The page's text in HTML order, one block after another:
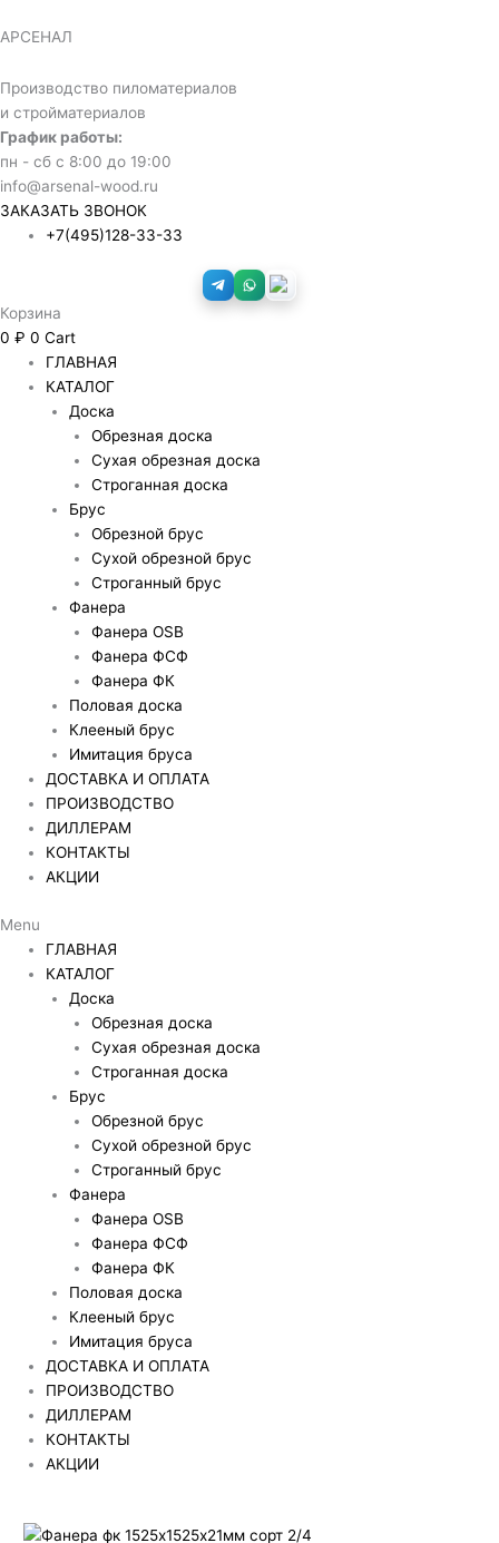
кАРСЕНАЛ
Производство пиломатериалов
и стройматериалов
График работы:
пн - сб с 8:00 до 19:00
info@arsenal-wood.ru
ЗАКАЗАТЬ ЗВОНОК
+7(495)128-33-33
Корзина
0 ₽ 0 Cart
ГЛАВНАЯ
КАТАЛОГ
Доска
Обрезная доска
Сухая обрезная доска
Строганная доска
Брус
Обрезной брус
Сухой обрезной брус
Строганный брус
Фанера
Фанера OSB
Фанера ФСФ
Фанера ФК
Половая доска
Клееный брус
Имитация бруса
ДОСТАВКА И ОПЛАТА
ПРОИЗВОДСТВО
ДИЛЛЕРАМ
КОНТАКТЫ
АКЦИИ
Menu
ГЛАВНАЯ
КАТАЛОГ
Доска
Обрезная доска
Сухая обрезная доска
Строганная доска
Брус
Обрезной брус
Сухой обрезной брус
Строганный брус
Фанера
Фанера OSB
Фанера ФСФ
Фанера ФК
Половая доска
Клееный брус
Имитация бруса
ДОСТАВКА И ОПЛАТА
ПРОИЗВОДСТВО
ДИЛЛЕРАМ
КОНТАКТЫ
АКЦИИ
товара
фк
1525х1525х21мм
сорт
2/4